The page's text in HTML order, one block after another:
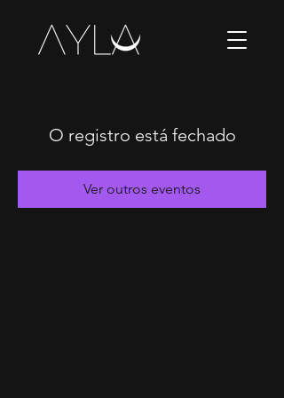
O registro está fechado
Ver outros eventos